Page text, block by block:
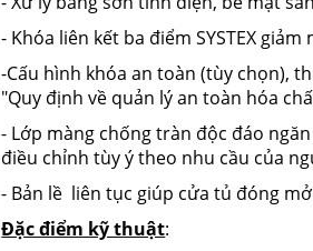
- Khóa liên kết ba điểm SYSTEX
-Cấu hình khóa an toàn (tùy chọn),
"Quy định về quản lý an toàn hóa
- Lớp màng chống tràn độc đáo
điều chỉnh tùy ý theo nhu cầu của
- Bản lề liên tục giúp cửa tủ đóng
Đặc điểm kỹ thuật: